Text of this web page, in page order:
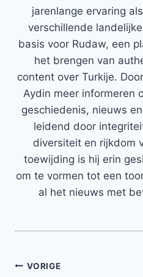
jarenlange ervaring
verschillende
basis voor Rudaw, een
het brengen van
content over Turkije.
Aydin meer informeren
geschiedenis, nieuws
leidend door
diversiteit en rijkdom
toewijding is hij erin
om te vormen tot een
al het nieuws met
Bericht
VORIGE